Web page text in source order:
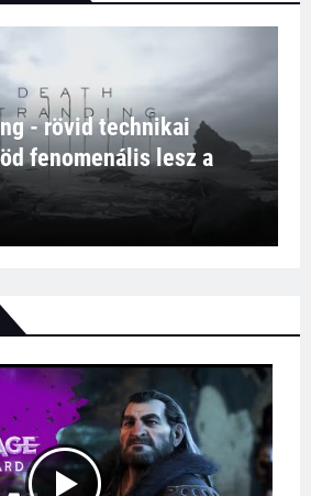
- rövid technikai
fenomenális lesz a